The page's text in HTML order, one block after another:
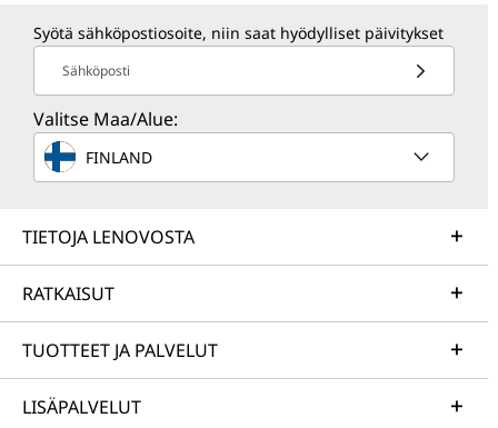
Syötä sähköpostiosoite, niin saat hyödylliset päivitykset
Sähköposti
Valitse Maa/Alue:
FINLAND
TIETOJA LENOVOSTA
RATKAISUT
TUOTTEET JA PALVELUT
LISÄPALVELUT